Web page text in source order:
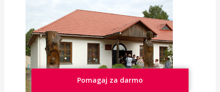
Pomagaj za darmo